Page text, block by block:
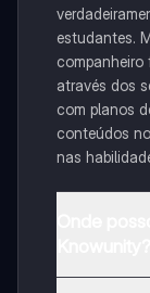
estudantes.
através dos
com planos
conteúdos
nas